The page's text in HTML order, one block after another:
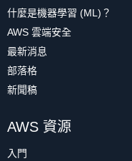
什麼是機器學習 (ML)？
AWS 雲端安全
最新消息
部落格
新聞稿
AWS 資源
入門